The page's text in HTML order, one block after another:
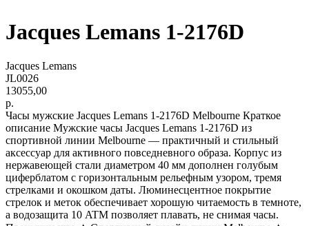
Jacques Lemans 1-2176D
Jacques Lemans
JL0026
13055,00
р.
Часы мужские Jacques Lemans 1-2176D Melbourne Краткое
описание Мужские часы Jacques Lemans 1-2176D из
спортивной линии Melbourne — практичный и стильный
аксессуар для активного повседневного образа. Корпус из
нержавеющей стали диаметром 40 мм дополнен голубым
циферблатом с горизонтальным рельефным узором, тремя
стрелками и окошком даты. Люминесцентное покрытие
стрелок и меток обеспечивает хорошую читаемость в темноте,
а водозащита 10 ATM позволяет плавать, не снимая часы.